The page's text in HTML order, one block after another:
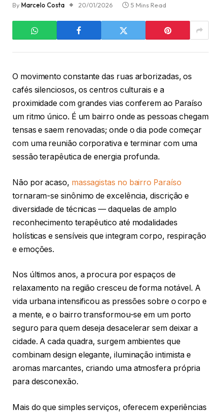
ByMarcelo Costa 20/01/2026 5 Mins Read
O movimento constante das ruas arborizadas, os
cafés silenciosos, os centros culturais e a
proximidade com grandes vias conferem ao Paraíso
um ritmo único. É um bairro onde as pessoas chegam
tensas e saem renovadas; onde o dia pode começar
com uma reunião corporativa e terminar com uma
sessão terapêutica de energia profunda.
Não por acaso, massagistas no bairro Paraíso
tornaram-se sinônimo de excelência, discrição e
diversidade de técnicas — daquelas de amplo
reconhecimento terapêutico até modalidades
holísticas e sensíveis que integram corpo, respiração
e emoções.
Nos últimos anos, a procura por espaços de
relaxamento na região cresceu de forma notável. A
vida urbana intensificou as pressões sobre o corpo e
a mente, e o bairro transformou-se em um porto
seguro para quem deseja desacelerar sem deixar a
cidade. A cada quadra, surgem ambientes que
combinam design elegante, iluminação intimista e
aromas marcantes, criando uma atmosfera própria
para desconexão.
Mais do que simples serviços, oferecem experiências